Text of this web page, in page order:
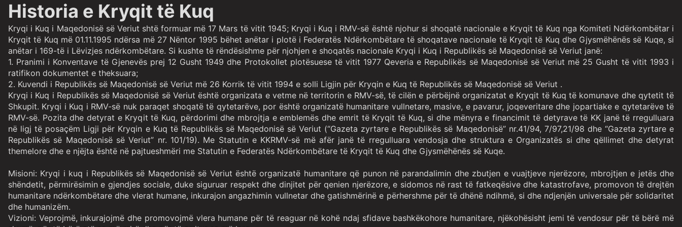
Historia e Kryqit të Kuq
Kryqi i Kuq i Maqedonisë së Veriut shtë formuar më 17 Mars të vitit 1945; Kryqi i Kuq i RMV-së është njohur si shoqatë nacionale e Kryqit të Kuq nga Komiteti Ndërkombëtar i
Kryqit të Kuq më 01.11.1995 ndërsa më 27 Nëntor 1995 bëhet anëtar i plotë i Federatës Ndërkombëtare të shoqatave nacionale të Kryqit të Kuq dhe Gjysmëhënës së Kuqe, si
anëtar i 169-të i Lëvizjes ndërkombëtare. Si kushte të rëndësishme për njohjen e shoqatës nacionale Kryqi i Kuq i Republikës së Maqedonisë së Veriut janë:
1. Pranimi i Konventave të Gjenevës prej 12 Gusht 1949 dhe Protokollet plotësuese të vitit 1977 Qeveria e Republikës së Maqedonisë së Veriut më 25 Gusht të vitit 1993 i
ratifikon dokumentet e theksuara;
2. Kuvendi i Republikës së Maqedonisë së Veriut më 26 Korrik të vitit 1994 e solli Ligjin për Kryqin e Kuq të Republikës së Maqedonisë së Veriut .
Kryqi i Kuq i Republikës së Maqedonisë së Veriut është organizata e vetme në territorin e RMV-së, të cilën e përbëjnë organizatat e Kryqit të Kuq të komunave dhe qytetit të
Shkupit. Kryqi i Kuq i RMV-së nuk paraqet shoqatë të qytetarëve, por është organizatë humanitare vullnetare, masive, e pavarur, joqeveritare dhe jopartiake e qytetarëve të
RMV-së. Pozita dhe detyrat e Kryqit të Kuq, përdorimi dhe mbrojtja e emblemës dhe emrit të Kryqit të Kuq, si dhe mënyra e financimit të detyrave të KK janë të rregulluara
në ligj të posaçëm Ligji për Kryqin e Kuq të Republikës së Maqedonisë së Veriut (“Gazeta zyrtare e Republikës së Maqedonisë” nr.41/94, 7/97,21/98 dhe “Gazeta zyrtare e
Republikës së Maqedonisë së Veriut” nr. 101/19). Me Statutin e KKRMV-së më afër janë të rregulluara vendosja dhe struktura e Organizatës si dhe qëllimet dhe detyrat
themelore dhe e njëjta është në pajtueshmëri me Statutin e Federatës Ndërkombëtare të Kryqit të Kuq dhe Gjysmëhënës së Kuqe.
Misioni: Kryqi i kuq i Republikës së Maqedonisë së Veriut është organizatë humanitare që punon në parandalimin dhe zbutjen e vuajtjeve njerëzore, mbrojtjen e jetës dhe
shëndetit, përmirësimin e gjendjes sociale, duke siguruar respekt dhe dinjitet për qenien njerëzore, e sidomos në rast të fatkeqësive dhe katastrofave, promovon të drejtën
humanitare ndërkombëtare dhe vlerat humane, inkurajon angazhimin vullnetar dhe gatishmërinë e përhershme për të dhënë ndihmë, si dhe ndjenjën universale për solidaritet
dhe humanizëm.
Vizioni: Veprojmë, inkurajojmë dhe promovojmë vlera humane për të reaguar në kohë ndaj sfidave bashkëkohore humanitare, njëkohësisht jemi të vendosur për të bërë më